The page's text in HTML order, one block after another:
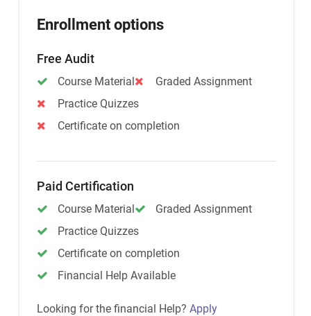
Enrollment options
Free Audit
Course Material
Graded Assignment
Practice Quizzes
Certificate on completion
Paid Certification
Course Material
Graded Assignment
Practice Quizzes
Certificate on completion
Financial Help Available
Looking for the financial Help? Apply